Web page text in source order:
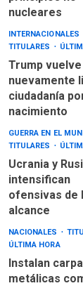
ciudadanía por
GUERRA EN EL
Ucrania y
intensifican
ofensivas de
NACIONALES
Instalan carpas
metálicas
terminales
Aeropuerto
Maiquetía
LATINOAMÉRICA Y